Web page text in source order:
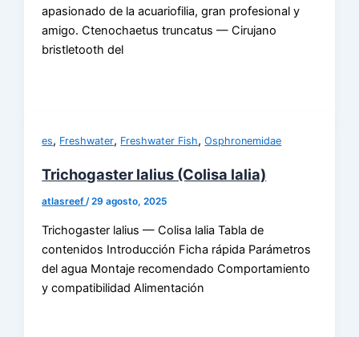
apasionado de la acuariofilia, gran profesional y
amigo. Ctenochaetus truncatus — Cirujano
bristletooth del
es, Freshwater, Freshwater Fish,Osphronemidae
Trichogaster lalius (Colisa lalia)
atlasreef/29 agosto, 2025
Trichogaster lalius — Colisa lalia Tabla de
contenidos Introducción Ficha rápida Parámetros
del agua Montaje recomendado Comportamiento
y compatibilidad Alimentación